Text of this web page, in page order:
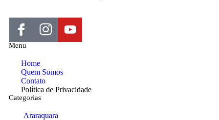
Menu
Home
Quem Somos
Contato
Política de Privacidade
Categorias
Araraquara